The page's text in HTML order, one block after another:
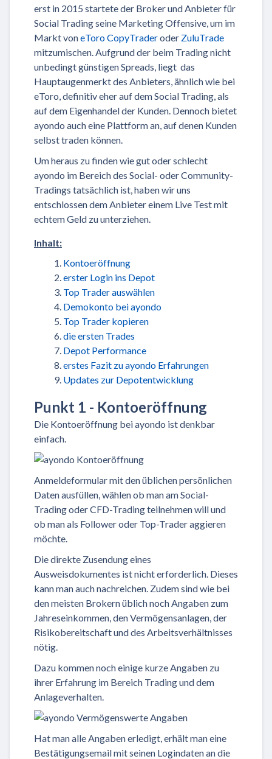
erst in 2015 startete der Broker und Anbieter für
Social Trading seine Marketing Offensive, um im
Markt voneToro CopyTraderoder ZuluTrade
mitzumischen. Aufgrund der beim Trading nicht
unbedingt günstigen Spreads, liegt das
Hauptaugenmerkt des Anbieters, ähnlich wie bei
eToro, definitiv eher auf dem Social Trading, als
auf dem Eigenhandel der Kunden. Dennoch bietet
ayondo auch eine Plattform an, auf denen Kunden
selbst traden können.
Um heraus zu finden wie gut oder schlecht
ayondo im Bereich des Social- oder Community-
Tradings tatsächlich ist, haben wir uns
entschlossen dem Anbieter einem Live Test mit
echtem Geld zu unterziehen.
Inhalt:
Kontoeröffnung
erster Login ins Depot
Top Trader auswählen
Demokonto bei ayondo
Top Trader kopieren
die ersten Trades
Depot Performance
erstes Fazit zu ayondo Erfahrungen
Updates zur Depotentwicklung
Punkt 1 - Kontoeröffnung
Die Kontoeröffnung bei ayondo ist denkbar
einfach.
Anmeldeformular mit den üblichen persönlichen
Daten ausfüllen, wählen ob man am Social-
Trading oder CFD-Trading teilnehmen will und
ob man als Follower oder Top-Trader aggieren
möchte.
Die direkte Zusendung eines
Ausweisdokumentes ist nicht erforderlich. Dieses
kann man auch nachreichen. Zudem sind wie bei
den meisten Brokern üblich noch Angaben zum
Jahreseinkommen, den Vermögensanlagen, der
Risikobereitschaft und des Arbeitsverhältnisses
nötig.
Dazu kommen noch einige kurze Angaben zu
ihrer Erfahrung im Bereich Trading und dem
Anlageverhalten.
Hat man alle Angaben erledigt, erhält man eine
Bestätigungsemail mit seinen Logindaten an die